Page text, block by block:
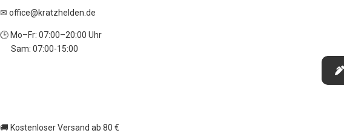
✉ office@kratzhelden.de
🕒 Mo–Fr: 07:00–20:00 Uhr
Sam: 07:00-15:00
🚚 Kostenloser Versand ab 80 €